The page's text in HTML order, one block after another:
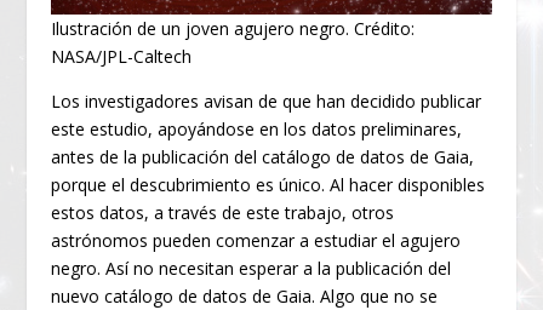
Ilustración de un joven agujero negro. Crédito:
NASA/JPL-Caltech
Los investigadores avisan de que han decidido publicar
este estudio, apoyándose en los datos preliminares,
antes de la publicación del catálogo de datos de Gaia,
porque el descubrimiento es único. Al hacer disponibles
estos datos, a través de este trabajo, otros
astrónomos pueden comenzar a estudiar el agujero
negro. Así no necesitan esperar a la publicación del
nuevo catálogo de datos de Gaia. Algo que no se